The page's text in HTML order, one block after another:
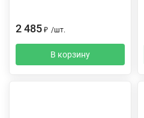
2 485 ₽ /шт.
В корзину